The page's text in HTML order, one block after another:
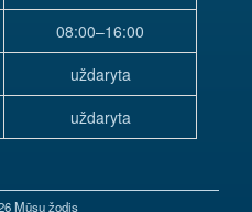
08:00–16:00
uždaryta
uždaryta
Mūsų žodis